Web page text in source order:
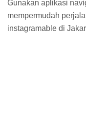
Gunakan aplikasi
mempermudah
instagramable di